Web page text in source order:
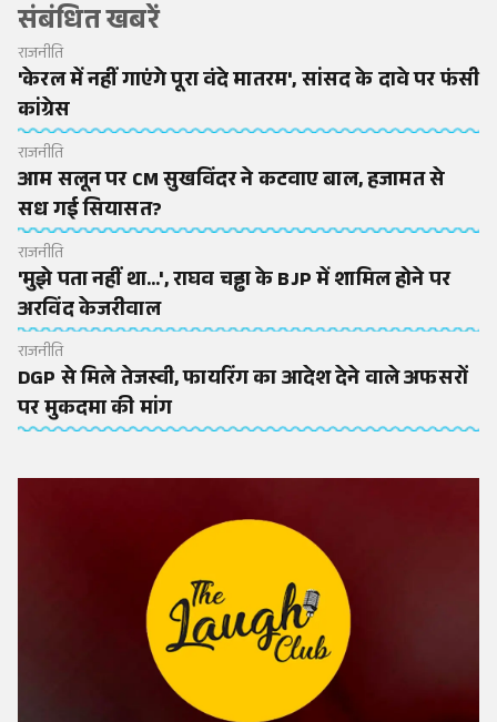
संबंधित खबरें
राजनीति
'केरल में नहीं गाएंगे पूरा वंदे मातरम', सांसद के दावे पर फंसी
कांग्रेस
राजनीति
आम सलून पर CM सुखविंदर ने कटवाए बाल, हजामत से
सध गई सियासत?
राजनीति
'मुझे पता नहीं था...', राघव चड्ढा के BJP में शामिल होने पर
अरविंद केजरीवाल
राजनीति
DGP से मिले तेजस्वी, फायरिंग का आदेश देने वाले अफसरों
पर मुकदमा की मांग